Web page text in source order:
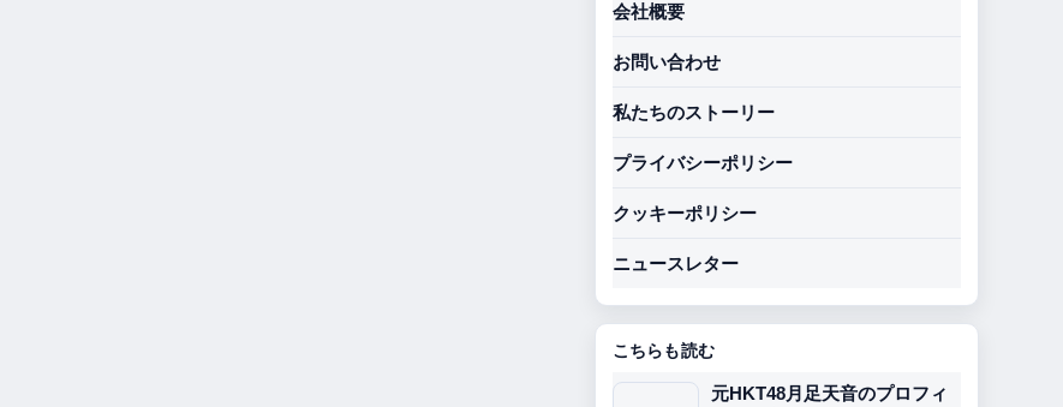
会社概要
お問い合わせ
私たちのストーリー
プライバシーポリシー
クッキーポリシー
ニュースレター
こちらも読む
元HKT48月足天音のプロフィ